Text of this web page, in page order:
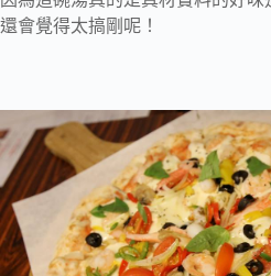
還會覺得太搞剛呢！